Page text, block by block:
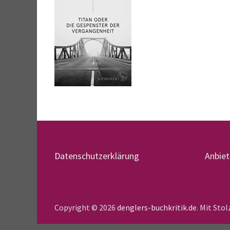
Datenschutzerklärung
Copyright © 2026denglers-buchkritik.de. Mit